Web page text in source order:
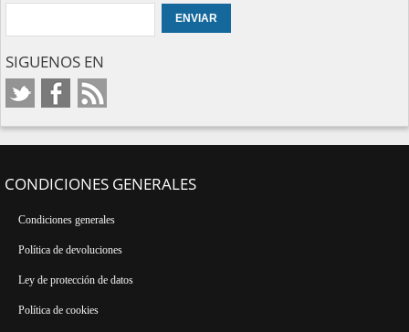
SIGUENOS EN
CONDICIONES GENERALES
Condiciones generales
Política de devoluciones
Ley de protección de datos
Política de cookies